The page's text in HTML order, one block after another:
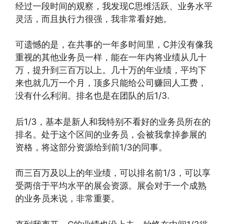
经过一段时间的观察，我发现C思维活跃、业务水平
灵活，而且执行力很强，我非常看好她。
可遗憾的是，在共事的一年多时间里，C并没有像我
重视的其他业务员一样，能在一年内将业绩从几十
万，提升到三百万以上。几十万的年业绩，平均下
来也就几万一个月，顶多只能给公司赚回人工费，
没有什么利润。排名也是在团队的后1/3.
后1/3，基本是新人和我特别不看好的业务员所在的
排名。处于这个区间的业务员，会被我拿掉参展的
资格，将这部分资源给到前1/3的同事。
而三百万及以上的年业绩，可以排名前1/3，可以享
受两倍于平均水平的展会资源。展会对于一个成熟
的业务员来说，非常重要。